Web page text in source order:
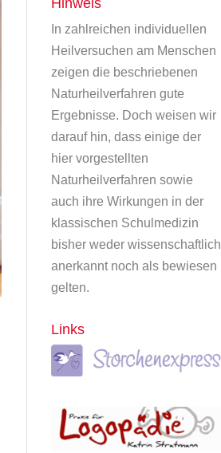
Hinweis
In zahlreichen individuellen
Heilversuchen am Menschen
zeigen die beschriebenen
Naturheilverfahren gute
Ergebnisse. Doch weisen wir
darauf hin, dass einige der
hier vorgestellten
Naturheilverfahren sowie
auch ihre Wirkungen in der
klassischen Schulmedizin
bisher weder wissenschaftlich
anerkannt noch als bewiesen
gelten.
Links